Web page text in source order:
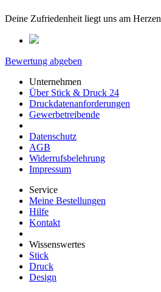
Deine Zufriedenheit liegt uns am Herzen
Bewertung abgeben
Unternehmen
Über Stick & Druck 24
Druckdatenanforderungen
Gewerbetreibende
Datenschutz
AGB
Widerrufsbelehrung
Impressum
Service
Meine Bestellungen
Hilfe
Kontakt
Wissenswertes
Stick
Druck
Design